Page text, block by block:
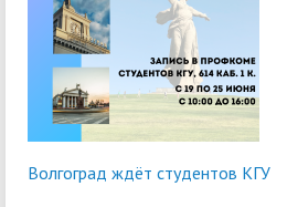
Волгоград ждёт студентов КГУ